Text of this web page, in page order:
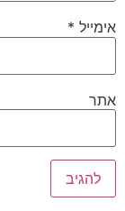
אימייל *
אתר